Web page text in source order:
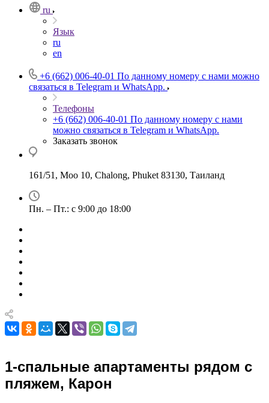
ru
Язык
ru
en
+6 (662) 006-40-01 По данному номеру с нами можно
связаться в Telegram и WhatsApp.
Телефоны
+6 (662) 006-40-01 По данному номеру с нами
можно связаться в Telegram и WhatsApp.
Заказать звонок
161/51, Moo 10, Chalong, Phuket 83130, Таиланд
Пн. – Пт.: с 9:00 до 18:00
1-спальные апартаменты рядом с
пляжем, Карон